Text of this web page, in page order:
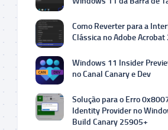
Como Reverter para a
Clássica no Adobe Acrobat
Windows 11 Insider
no Canal Canary e Dev
Solução para o Erro
Identity Provider no
Build Canary 25905+